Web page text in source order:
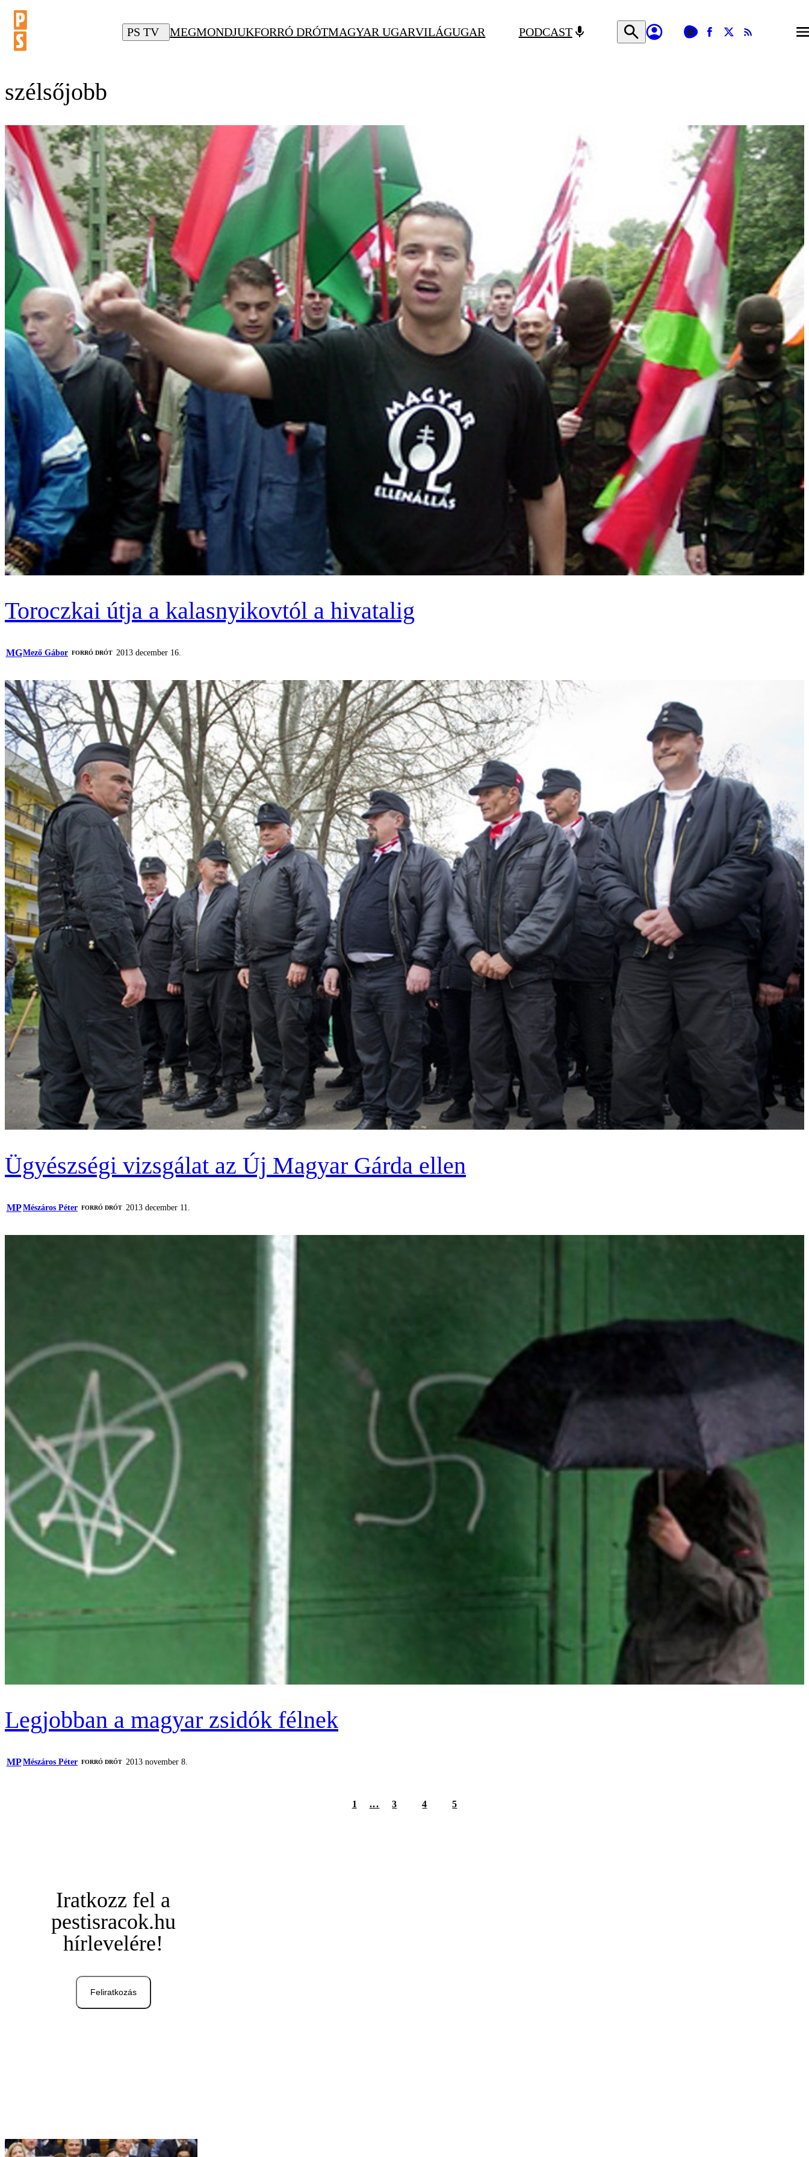
PS TV MEGMONDJUKFORRÓ DRÓTMAGYAR UGARVILÁGUGAR PODCAST
szélsőjobb
Toroczkai útja a kalasnyikovtól a hivatalig
MGMező Gábor FORRÓ DRÓT 2013 december 16.
Ügyészségi vizsgálat az Új Magyar Gárda ellen
MPMészáros Péter FORRÓ DRÓT 2013 december 11.
Legjobban a magyar zsidók félnek
MPMészáros Péter FORRÓ DRÓT 2013 november 8.
1 ... 3 4 5
Iratkozz fel a
pestisracok.hu
hírlevelére!
Feliratkozás